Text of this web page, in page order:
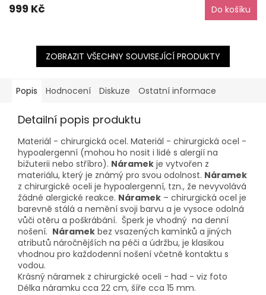
999 Kč Do košíku
ZOBRAZIT VŠECHNY SOUVISEJÍCÍ PRODUKTY
Popis Hodnocení Diskuze Ostatní informace
Detailní popis produktu
Materiál - chirurgická ocel. Materiál - chirurgická ocel -
hypoalergenní (mohou ho nosit i lidé s alergií na
bižuterii nebo stříbro). Náramek je vytvořen z
materiálu, který je známý pro svou odolnost. Náramek
z chirurgické oceli je hypoalergenní, tzn., že nevyvolává
žádné alergické reakce. Náramek – chirurgická ocel je
barevně stálá a nemění svoji barvu a je vysoce odolná
vůči otěru a poškrábání. Šperk je vhodný na denní
nošení. Náramek bez vsazených kamínků a jiných
atributů náročnějších na péči a údržbu, je klasikou
vhodnou pro každodenní nošení včetně kontaktu s
vodou.
Krásný náramek z chirurgické oceli - had - viz foto
Délka náramku cca 22 cm, šíře cca 15 mm.